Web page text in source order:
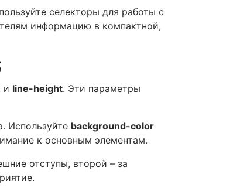
селекторы для работы с
информацию в компактной,
и line-height. Эти параметры
Используйте background-color
к основным элементам.
отступы, второй – за